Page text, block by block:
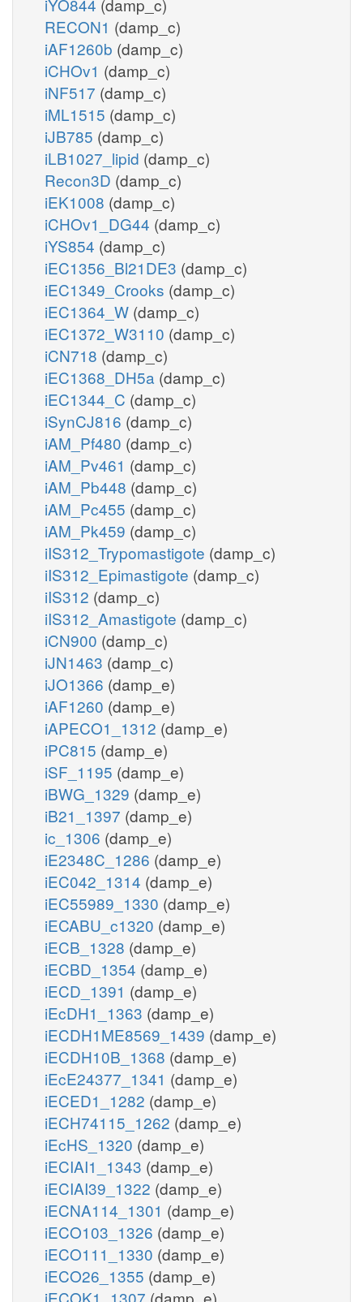
RECON1 (damp_c)
iAF1260b (damp_c)
iCHOv1 (damp_c)
iNF517 (damp_c)
iML1515 (damp_c)
iJB785 (damp_c)
iLB1027_lipid (damp_c)
Recon3D (damp_c)
iEK1008 (damp_c)
iCHOv1_DG44 (damp_c)
iYS854 (damp_c)
iEC1356_Bl21DE3 (damp_c)
iEC1349_Crooks (damp_c)
iEC1364_W (damp_c)
iEC1372_W3110 (damp_c)
iCN718 (damp_c)
iEC1368_DH5a (damp_c)
iEC1344_C (damp_c)
iSynCJ816 (damp_c)
iAM_Pf480 (damp_c)
iAM_Pv461 (damp_c)
iAM_Pb448 (damp_c)
iAM_Pc455 (damp_c)
iAM_Pk459 (damp_c)
iIS312_Trypomastigote (damp_c)
iIS312_Epimastigote (damp_c)
iIS312 (damp_c)
iIS312_Amastigote (damp_c)
iCN900 (damp_c)
iJN1463 (damp_c)
iJO1366 (damp_e)
iAF1260 (damp_e)
iAPECO1_1312 (damp_e)
iPC815 (damp_e)
iSF_1195 (damp_e)
iBWG_1329 (damp_e)
iB21_1397 (damp_e)
ic_1306 (damp_e)
iE2348C_1286 (damp_e)
iEC042_1314 (damp_e)
iEC55989_1330 (damp_e)
iECABU_c1320 (damp_e)
iECB_1328 (damp_e)
iECBD_1354 (damp_e)
iECD_1391 (damp_e)
iEcDH1_1363 (damp_e)
iECDH1ME8569_1439 (damp_e)
iECDH10B_1368 (damp_e)
iEcE24377_1341 (damp_e)
iECED1_1282 (damp_e)
iECH74115_1262 (damp_e)
iEcHS_1320 (damp_e)
iECIAI1_1343 (damp_e)
iECIAI39_1322 (damp_e)
iECNA114_1301 (damp_e)
iECO103_1326 (damp_e)
iECO111_1330 (damp_e)
iECO26_1355 (damp_e)
iECOK1_1307 (damp_e)